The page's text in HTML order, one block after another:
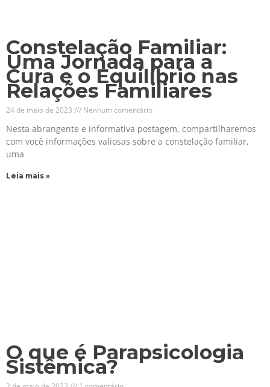
Constelação Familiar:
Uma Jornada para a
Cura e o Equilíbrio nas
Relações Familiares
24 de maio de 2023 Nenhum comentário
Nesta abrangente e informativa postagem, compartilharemos
com você informações valiosas sobre a constelação familiar,
uma
Leia mais »
O que é Parapsicologia
Sistêmica?